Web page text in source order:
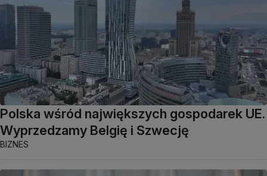
Polska wśród największych gospodarek UE.
Wyprzedzamy Belgię i Szwecję
BIZNES